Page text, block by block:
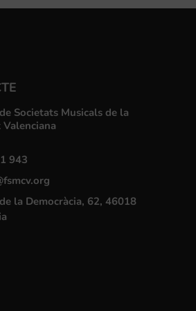
Societats Musicals de la
943
la Democràcia, 62, 46018